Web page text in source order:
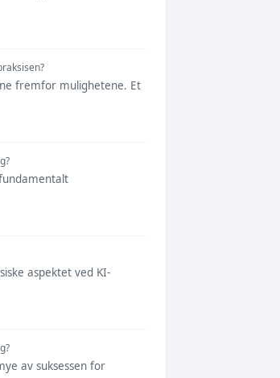
fremfor mulighetene. Et
aspektet ved KI-
av suksessen for